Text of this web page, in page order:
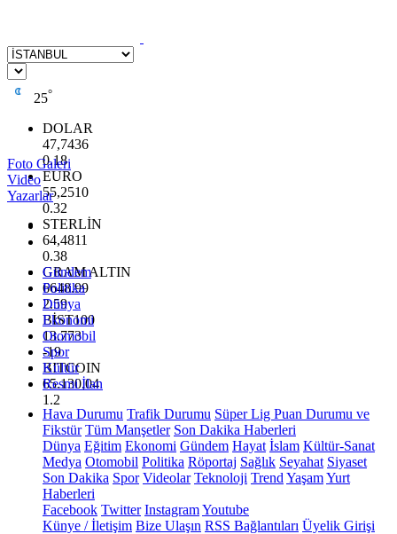
25°
DOLAR
47,7436
0.18
EURO
55,2510
0.32
STERLİN
64,4811
0.38
GRAM ALTIN
6648.99
2.59
BİST100
13.773
-19
BITCOIN
65.130,04
1.2
Foto Galeri
Video
Yazarlar
Gündem
Politika
Dünya
Ekonomi
Otomobil
Spor
Kültür
Resmi İlan
Hava Durumu Trafik Durumu Süper Lig Puan Durumu ve
Fikstür Tüm Manşetler Son Dakika Haberleri
Dünya Eğitim Ekonomi Gündem Hayat İslam Kültür-Sanat
Medya Otomobil Politika Röportaj Sağlık Seyahat Siyaset
Son Dakika Spor Videolar Teknoloji Trend YaşamYurt
Haberleri
Facebook Twitter InstagramYoutube
Künye / İletişim Bize Ulaşın RSS Bağlantıları Üyelik Girişi